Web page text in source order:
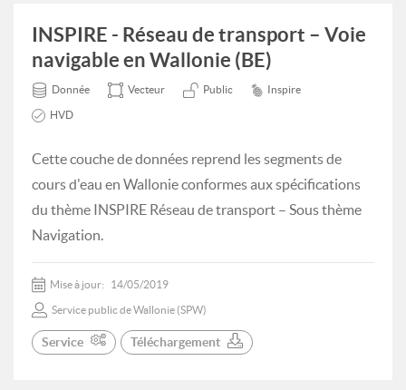
INSPIRE - Réseau de transport – Voie
navigable en Wallonie (BE)
Donnée Vecteur Public Inspire
HVD
Cette couche de données reprend les segments de
cours d'eau en Wallonie conformes aux spécifications
du thème INSPIRE Réseau de transport – Sous thème
Navigation.
Mise à jour: 14/05/2019
Service public de Wallonie (SPW)
Service Téléchargement